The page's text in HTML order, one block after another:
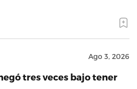
Ago 3, 2026
tres veces bajo tener